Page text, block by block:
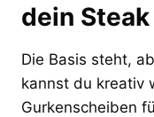
dein
Die Basis steht,
kannst du kreativ
Gurkenscheiben